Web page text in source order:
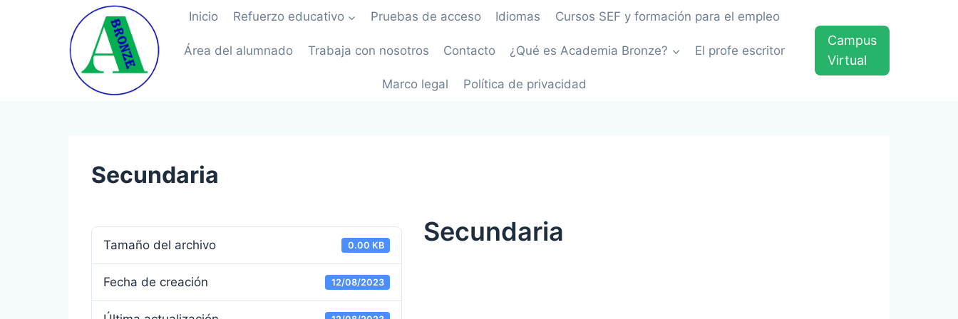
Inicio Refuerzo educativo Pruebas de acceso Idiomas Cursos SEF y formación para el empleo
Área del alumnado Trabaja con nosotros Contacto ¿Qué es Academia Bronze? El profe escritor
Marco legal Política de privacidad
Campus
Virtual
Secundaria
Tamaño del archivo 0.00 KB
Fecha de creación 12/08/2023
Secundaria